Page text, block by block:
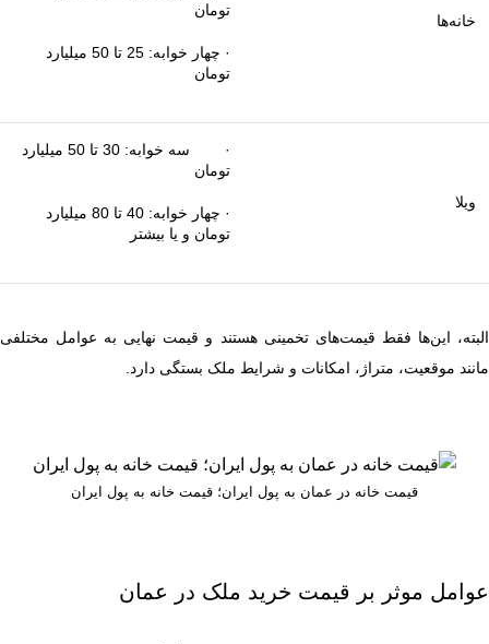
خانه‌ها
تومان
· چهار خوابه: 25 تا 50 میلیارد
تومان
ویلا
· سه خوابه: 30 تا 50 میلیارد
تومان
· چهار خوابه: 40 تا 80 میلیارد
تومان و یا بیشتر
البته، این‌ها فقط قیمت‌های تخمینی هستند و قیمت نهایی به عوامل مختلفی
مانند موقعیت، متراژ، امکانات و شرایط ملک بستگی دارد.
قیمت خانه در عمان به پول ایران؛ قیمت خانه به پول ایران
عوامل موثر بر قیمت خرید ملک در عمان